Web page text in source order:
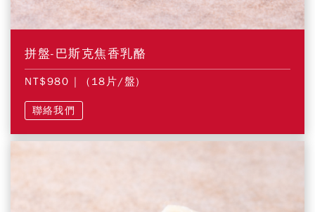
拼盤-巴斯克焦香乳酪
NT$980 | (18片/盤)
聯絡我們